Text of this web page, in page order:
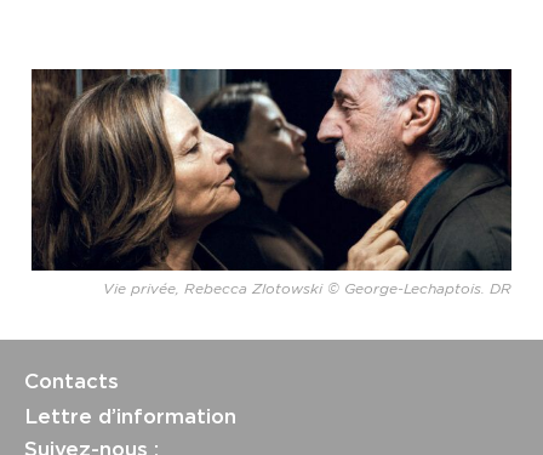
Vie privée, Rebecca Zlotowski © George-Lechaptois. DR
Contacts
Lettre d’information
Suivez-nous :